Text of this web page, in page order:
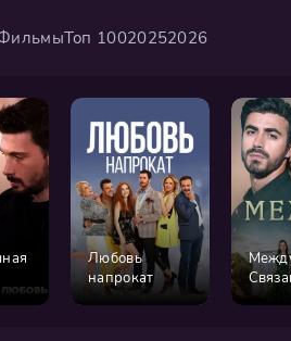
Топ 10020252026
Любовь
напрокат